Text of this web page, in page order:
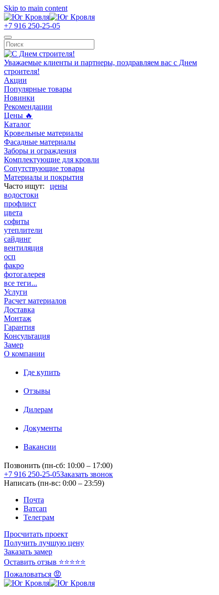
Skip to main content
+7 916 250-25-05
Уважаемые клиенты и партнеры, поздравляем вас с Днем
строителя!
Акции
Популярные товары
Новинки
Рекомендации
Цены 🔥
Каталог
Кровельные материалы
Фасадные материалы
Заборы и ограждения
Комплектующие для кровли
Сопутствующие товары
Материалы и покрытия
цены
водостоки
профлист
цвета
софиты
утеплители
сайдинг
вентиляция
осп
факро
фотогалерея
все теги...
Услуги
Расчет материалов
Доставка
Монтаж
Гарантия
Консультация
Замер
О компании
Где купить
Отзывы
Дилерам
Документы
Вакансии
Позвонить (пн-сб: 10:00 – 17:00)
+7 916 250-25-05Заказать звонок
Написать (пн-вс: 0:00 – 23:59)
Почта
Ватсап
Телеграм
Просчитать проект
Получить лучшую цену
Заказать замер
Оставить отзыв ⭐⭐⭐⭐⭐
Пожаловаться 😡